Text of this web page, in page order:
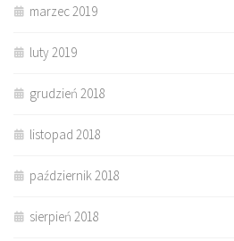
marzec 2019
luty 2019
grudzień 2018
listopad 2018
październik 2018
sierpień 2018